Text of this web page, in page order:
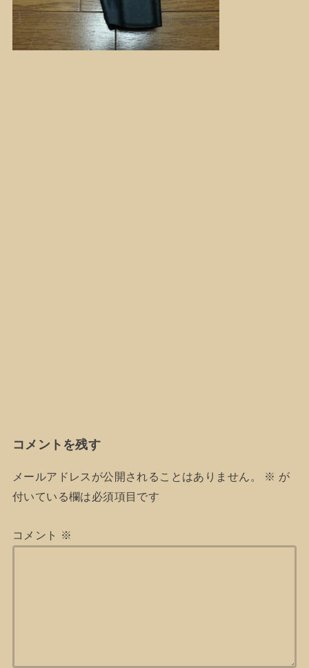
コメントを残す
メールアドレスが公開されることはありません。 ※ が
付いている欄は必須項目です
コメント ※